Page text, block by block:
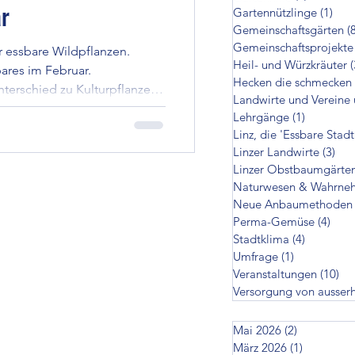
die schmecken
Landwirte
essbare Wildpflanzen.
im Februar.
zu Kulturpflanzen
Form, was Dir und der
dass Du nur wenig von
Gartennützlinge (1)
Gemeinschaftsgärten
Gemeinschaftsprojekte
Heil- und Würzkräuter
Hecken die schmecken
Landwirte und Vereine
Lehrgänge (1)
Linz, die 'Essbare
Linzer Landwirte (3)
Linzer
Naturwesen &
Neue Anbaumethoden
Perma-Gemüse (4)
Stadtklima (4)
Umfrage (1)
Veranstaltungen (10)
Versorgung von
Mai 2026 (2)
März 2026 (1)